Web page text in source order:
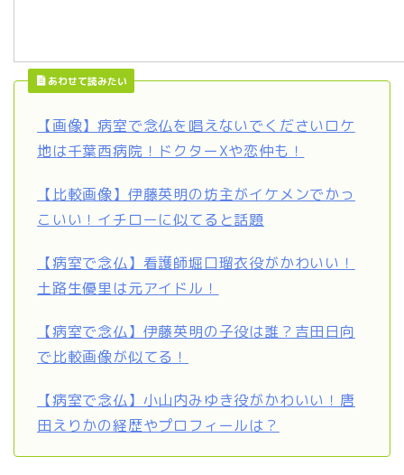
あわせて読みたい
【画像】病室で念仏を唱えないでくださいロケ
地は千葉西病院！ドクターXや恋仲も！
【比較画像】伊藤英明の坊主がイケメンでかっ
こいい！イチローに似てると話題
【病室で念仏】看護師堀口瑠衣役がかわいい！
土路生優里は元アイドル！
【病室で念仏】伊藤英明の子役は誰？吉田日向
で比較画像が似てる！
【病室で念仏】小山内みゆき役がかわいい！唐
田えりかの経歴やプロフィールは？